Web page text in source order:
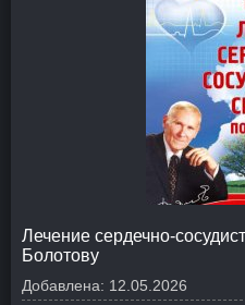
Лечение сердечно-
Болотову
Добавлена: 12.05.2026